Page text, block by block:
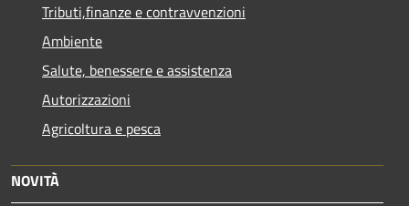
Tributi,finanze e contravvenzioni
Ambiente
Salute, benessere e assistenza
Autorizzazioni
Agricoltura e pesca
NOVITÀ